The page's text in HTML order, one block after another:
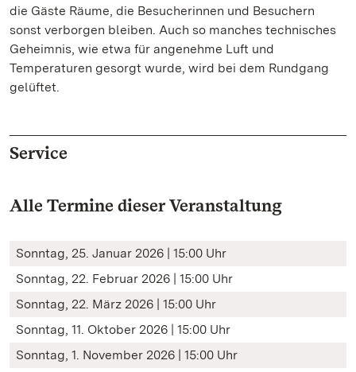
die Gäste Räume, die Besucherinnen und Besuchern
sonst verborgen bleiben. Auch so manches technisches
Geheimnis, wie etwa für angenehme Luft und
Temperaturen gesorgt wurde, wird bei dem Rundgang
gelüftet.
Service
Alle Termine dieser Veranstaltung
Sonntag, 25. Januar 2026 | 15:00 Uhr
Sonntag, 22. Februar 2026 | 15:00 Uhr
Sonntag, 22. März 2026 | 15:00 Uhr
Sonntag, 11. Oktober 2026 | 15:00 Uhr
Sonntag, 1. November 2026 | 15:00 Uhr